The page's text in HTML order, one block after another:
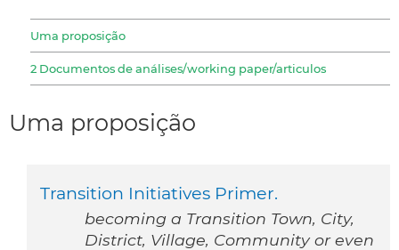
Uma proposição
2 Documentos de análises/working paper/articulos
Uma proposição
Transition Initiatives Primer.
becoming a Transition Town, City,
District, Village, Community or even